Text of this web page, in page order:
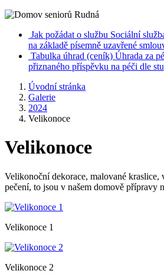
Jak požádat o službu Sociální
na základě písemně uzavřené
Tabulka úhrad (ceník) Úhrada za
přiznaného příspěvku na péči dle
Úvodní stránka
Galerie
2024
Velikonoce
Velikonoce
Velikonoční dekorace, malované kraslice,
pečení, to jsou v našem domově přípravy
Velikonoce 1
Velikonoce 2